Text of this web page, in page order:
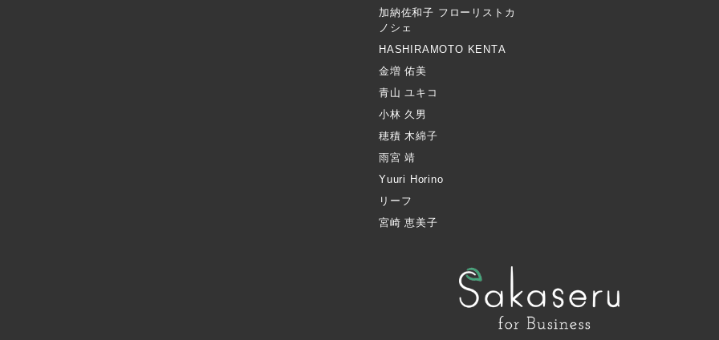
加納佐和子 フローリストカ
ノシェ
HASHIRAMOTO KENTA
金増 佑美
青山 ユキコ
小林 久男
穂積 木綿子
雨宮 靖
Yuuri Horino
リーフ
宮崎 恵美子